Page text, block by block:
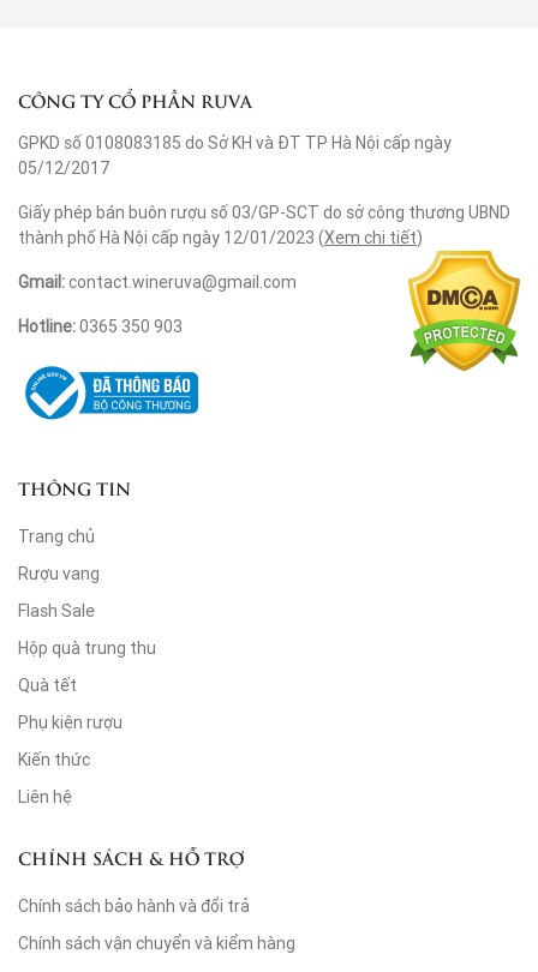
CÔNG TY CỔ PHẦN RUVA
GPKD số 0108083185 do Sở KH và ĐT TP Hà Nội cấp ngày
05/12/2017
Giấy phép bán buôn rượu số 03/GP-SCT do sở công thương UBND
thành phố Hà Nội cấp ngày 12/01/2023 (Xem chi tiết)
Gmail:contact.wineruva@gmail.com
Hotline:0365 350 903
THÔNG TIN
Trang chủ
Rượu vang
Flash Sale
Hộp quà trung thu
Quà tết
Phụ kiện rượu
Kiến thức
Liên hệ
CHÍNH SÁCH & HỖ TRỢ
Chính sách bảo hành và đổi trả
Chính sách vận chuyển và kiểm hàng